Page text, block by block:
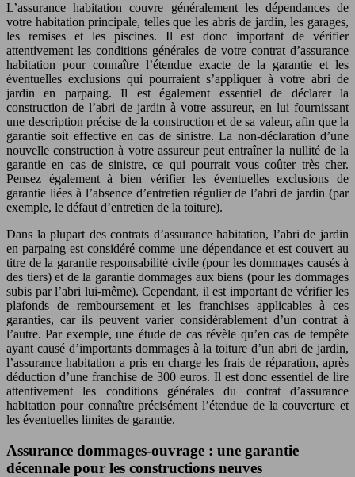
L’assurance habitation couvre généralement les dépendances de
votre habitation principale, telles que les abris de jardin, les garages,
les remises et les piscines. Il est donc important de vérifier
attentivement les conditions générales de votre contrat d’assurance
habitation pour connaître l’étendue exacte de la garantie et les
éventuelles exclusions qui pourraient s’appliquer à votre abri de
jardin en parpaing. Il est également essentiel de déclarer la
construction de l’abri de jardin à votre assureur, en lui fournissant
une description précise de la construction et de sa valeur, afin que la
garantie soit effective en cas de sinistre. La non-déclaration d’une
nouvelle construction à votre assureur peut entraîner la nullité de la
garantie en cas de sinistre, ce qui pourrait vous coûter très cher.
Pensez également à bien vérifier les éventuelles exclusions de
garantie liées à l’absence d’entretien régulier de l’abri de jardin (par
exemple, le défaut d’entretien de la toiture).
Dans la plupart des contrats d’assurance habitation, l’abri de jardin
en parpaing est considéré comme une dépendance et est couvert au
titre de la garantie responsabilité civile (pour les dommages causés à
des tiers) et de la garantie dommages aux biens (pour les dommages
subis par l’abri lui-même). Cependant, il est important de vérifier les
plafonds de remboursement et les franchises applicables à ces
garanties, car ils peuvent varier considérablement d’un contrat à
l’autre. Par exemple, une étude de cas révèle qu’en cas de tempête
ayant causé d’importants dommages à la toiture d’un abri de jardin,
l’assurance habitation a pris en charge les frais de réparation, après
déduction d’une franchise de 300 euros. Il est donc essentiel de lire
attentivement les conditions générales du contrat d’assurance
habitation pour connaître précisément l’étendue de la couverture et
les éventuelles limites de garantie.
Assurance dommages-ouvrage : une garantie
décennale pour les constructions neuves